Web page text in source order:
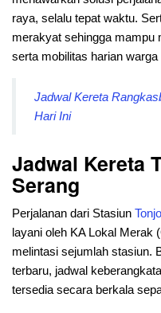
raya, selalu tepat waktu.
merakyat sehingga mampu
serta mobilitas harian
Jadwal Kereta
Hari Ini
Jadwal Kereta
Serang
Perjalanan dari Stasiun
layani oleh KA Lokal Merak
melintasi sejumlah stasiun.
terbaru, jadwal
tersedia secara berkala